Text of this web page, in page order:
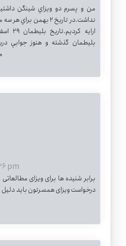
من و پسرم دو ويزاي شينگن
نداشت.در تاريخ ٢ بهمن
بليطمان گذشته و هنوز جوابي
pm
برابر شنیده ها برای ویزای
درخواست ویزای همسرتون باید دلیل